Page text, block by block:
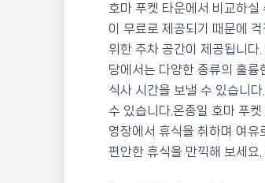
📍 푸켓 ★★★★ ⭐ 9.0
💰 최저가 확인 · 예약하기
호마 푸켓 타운에서 비교하
이 무료로 제공되기 때문에
위한 주차 공간이 제공됩니다
당에서는 다양한 종류의 훌
식사 시간을 보낼 수 있습니
수 있습니다.온종일 호마 푸
영장에서 휴식을 취하며 여유
편안한 휴식을 만끽해 보세요